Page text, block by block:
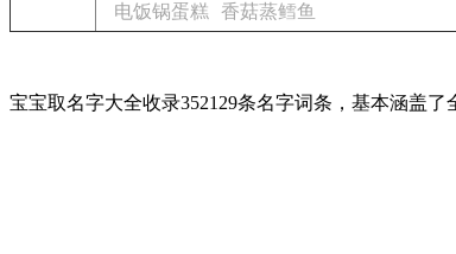
电饭锅蛋糕
香菇蒸鳕鱼
宝宝取名字大全收录352129条名字词条，基本涵盖